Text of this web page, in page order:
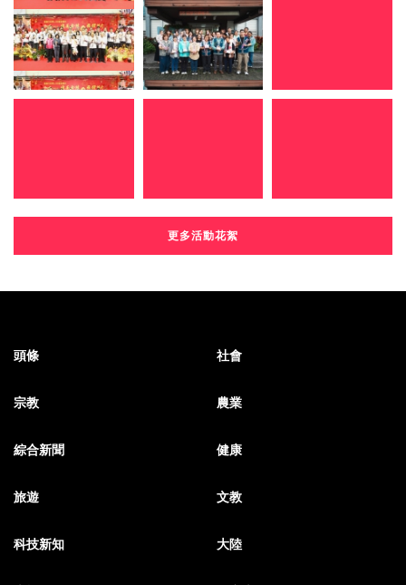
更多活動花絮
頭條 社會
宗教 農業
綜合新聞 健康
旅遊 文教
科技新知 大陸